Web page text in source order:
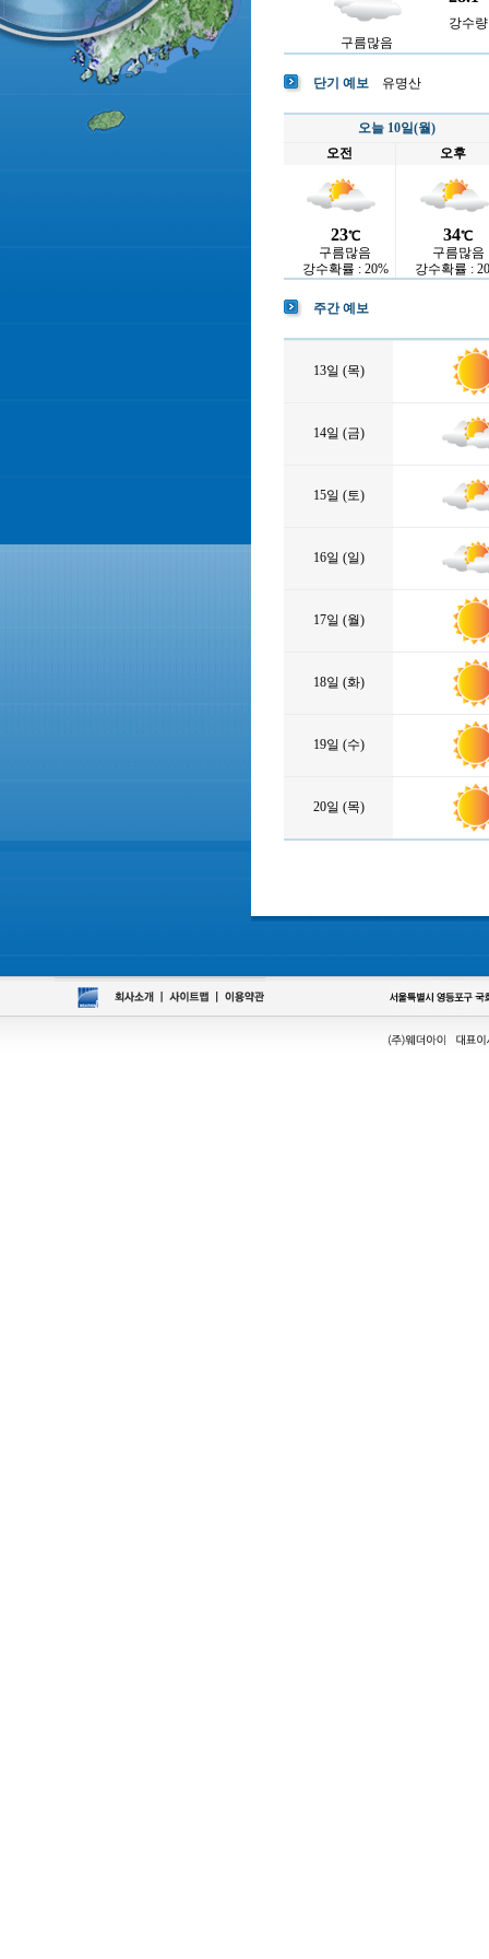
구름많음
강수
단기 예보 유명산
오늘 10일(월)
오전
오후
23℃
구름많음
강수확률 : 20%
34℃
구름많음
강수확률 :
주간 예보
13일 (목)
14일 (금)
15일 (토)
16일 (일)
17일 (월)
18일 (화)
19일 (수)
20일 (목)